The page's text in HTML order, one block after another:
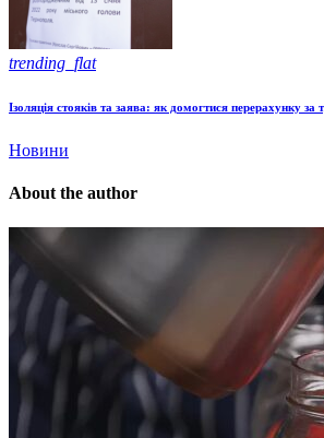
trending_flat
Ізоляція стояків та заява: як домогтися перерахунку за
Новини
About the author